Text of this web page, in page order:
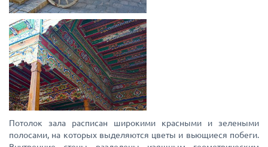
Потолок зала расписан широкими красными и зелеными
полосами, на которых выделяются цветы и вьющиеся побеги.